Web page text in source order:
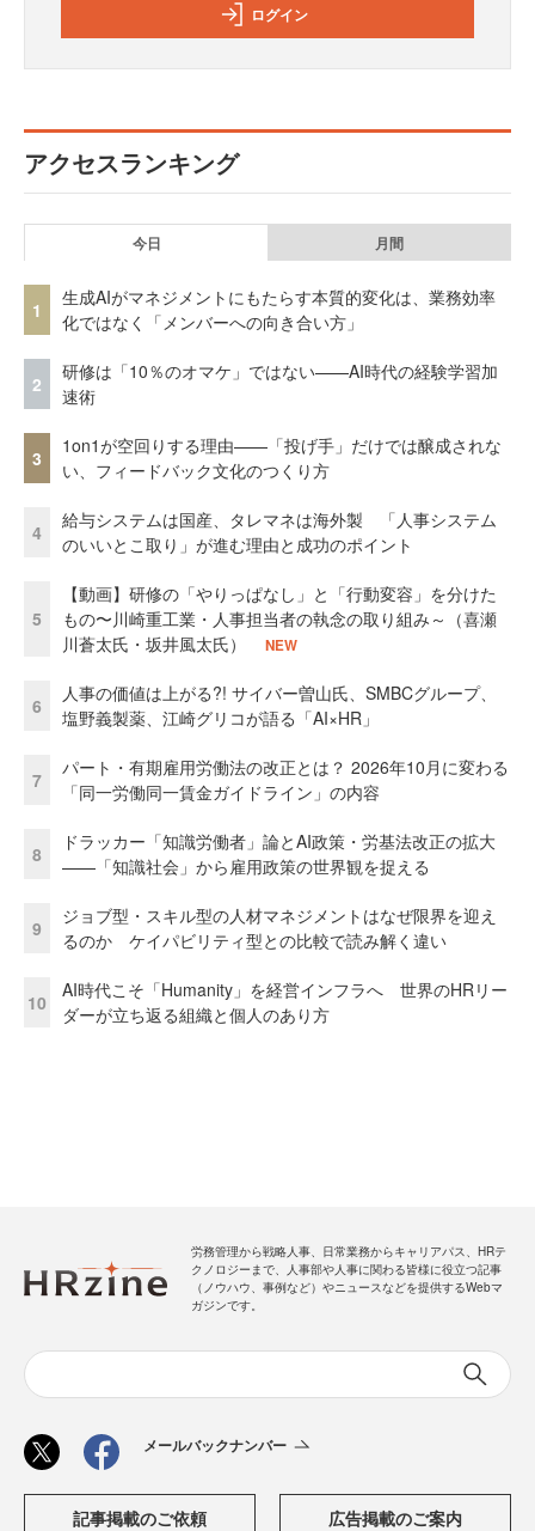
ログイン
アクセスランキング
今日 月間
1
生成AIがマネジメントにもたらす本質的変化は、業務効率
化ではなく「メンバーへの向き合い方」
2
研修は「10％のオマケ」ではない——AI時代の経験学習加
速術
3
1on1が空回りする理由——「投げ手」だけでは醸成されな
い、フィードバック文化のつくり方
4
給与システムは国産、タレマネは海外製 「人事システム
のいいとこ取り」が進む理由と成功のポイント
5
【動画】研修の「やりっぱなし」と「行動変容」を分けた
もの〜川崎重工業・人事担当者の執念の取り組み～（喜瀬
川蒼太氏・坂井風太氏）
NEW
6
人事の価値は上がる?! サイバー曽山氏、SMBCグループ、
塩野義製薬、江崎グリコが語る「AI×HR」
7
パート・有期雇用労働法の改正とは？ 2026年10月に変わる
「同一労働同一賃金ガイドライン」の内容
8
ドラッカー「知識労働者」論とAI政策・労基法改正の拡大
——「知識社会」から雇用政策の世界観を捉える
9
ジョブ型・スキル型の人材マネジメントはなぜ限界を迎え
るのか ケイパビリティ型との比較で読み解く違い
10
AI時代こそ「Humanity」を経営インフラへ 世界のHRリー
ダーが立ち返る組織と個人のあり方
労務管理から戦略人事、日常業務からキャリアパス、HRテ
クノロジーまで、人事部や人事に関わる皆様に役立つ記事
（ノウハウ、事例など）やニュースなどを提供するWebマ
ガジンです。
メールバックナンバー
記事掲載のご依頼 広告掲載のご案内